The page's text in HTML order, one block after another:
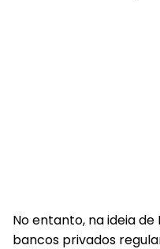
No entanto, na ideia
bancos privados